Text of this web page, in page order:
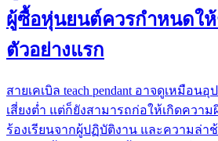
ผู้ซื้อหุ่นยนต์ควรกำหนดใ
ตัวอย่างแรก
สายเคเบิล teach pendant อาจดูเหมือ
เสี่ยงต่ำ แต่ก็ยังสามารถก่อให้เกิดควา
ร้องเรียนจากผู้ปฏิบัติงาน และความล่า